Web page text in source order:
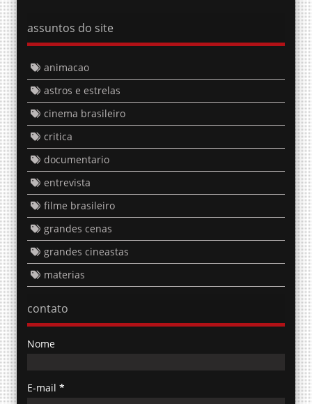
assuntos do site
animacao
astros e estrelas
cinema brasileiro
critica
documentario
entrevista
filme brasileiro
grandes cenas
grandes cineastas
materias
contato
Nome
E-mail *